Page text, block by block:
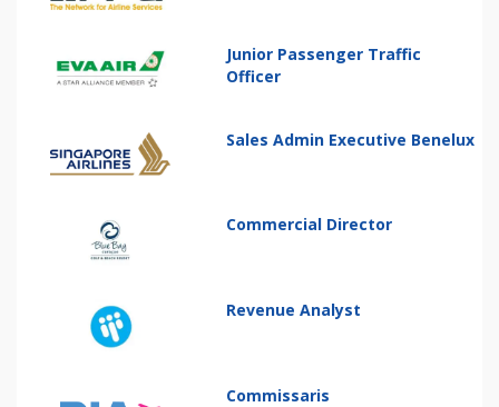
Junior Passenger Traffic
Officer
Sales Admin Executive Benelux
Commercial Director
Revenue Analyst
Commissaris